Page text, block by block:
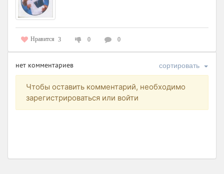
Нравится 3 0 0